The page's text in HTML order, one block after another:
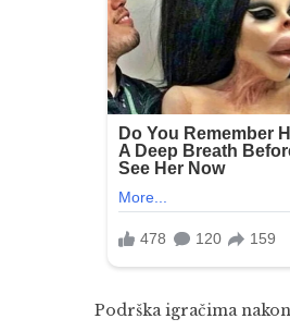
Podrška igračima